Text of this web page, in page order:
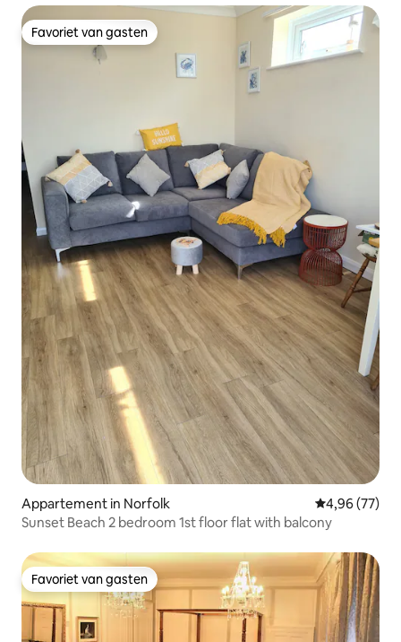
Favoriet van gasten
Favoriet van gasten
Appartement in Norfolk Gemiddelde
4,96 (77)
Sunset Beach 2 bedroom 1st floor flat with balcony
Favoriet van gasten
Favoriet van gasten